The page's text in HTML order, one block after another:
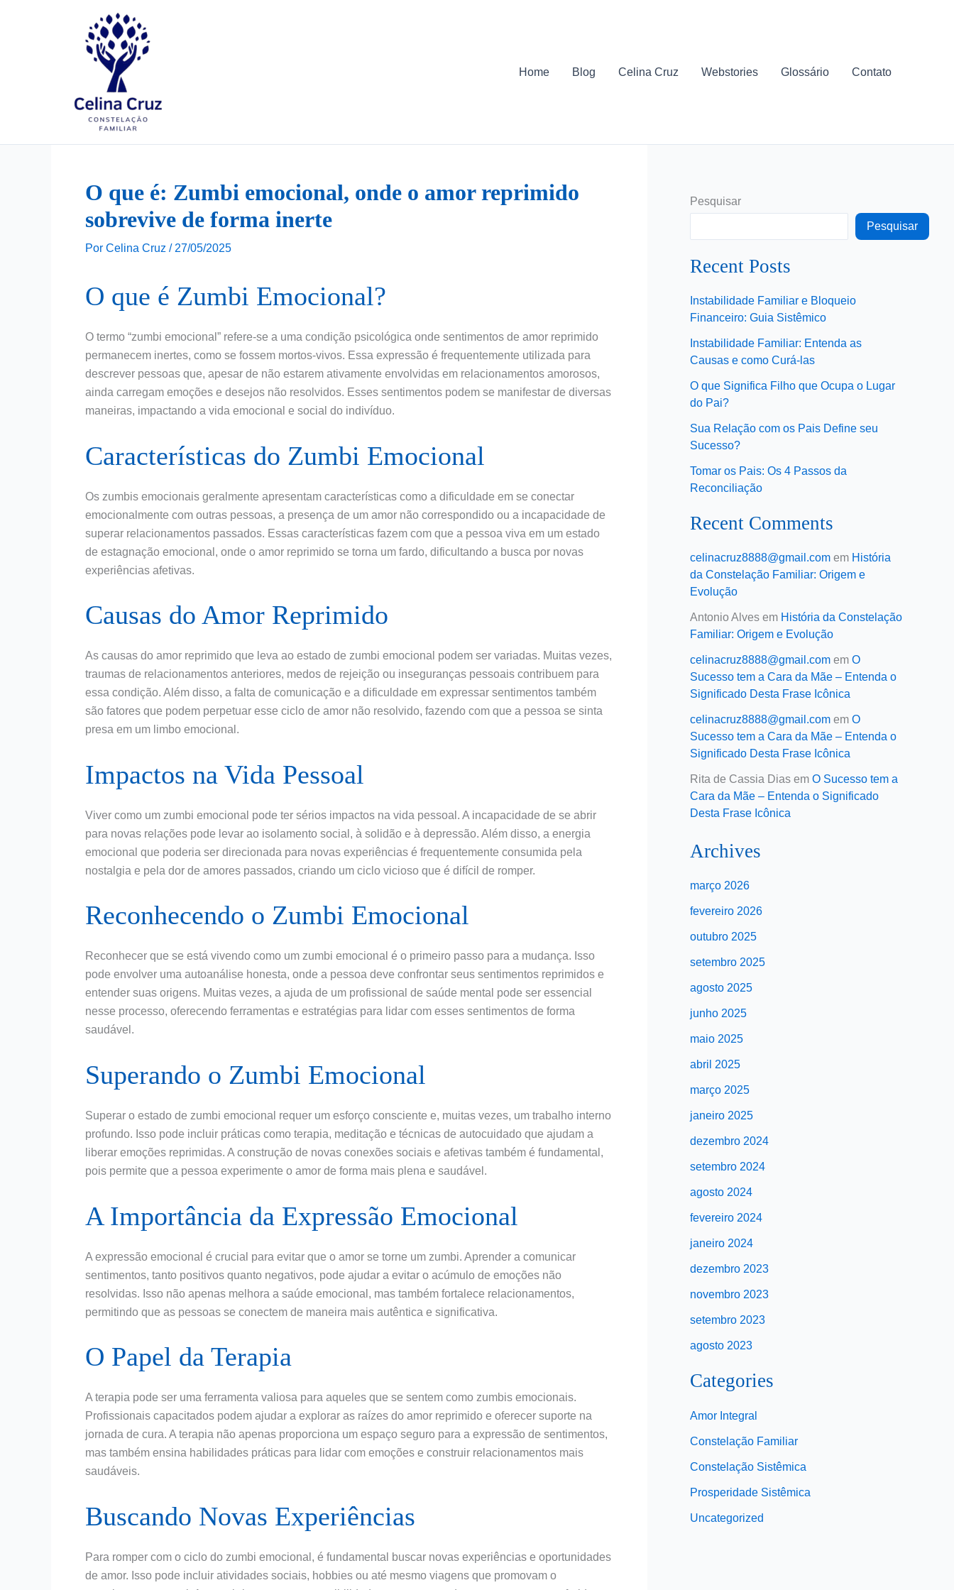
Home Blog Celina Cruz Webstories Glossário Contato
O que é: Zumbi emocional, onde o amor reprimido
sobrevive de forma inerte
Por Celina Cruz / 27/05/2025
O que é Zumbi Emocional?
O termo “zumbi emocional” refere-se a uma condição psicológica onde sentimentos de amor reprimido
permanecem inertes, como se fossem mortos-vivos. Essa expressão é frequentemente utilizada para
descrever pessoas que, apesar de não estarem ativamente envolvidas em relacionamentos amorosos,
ainda carregam emoções e desejos não resolvidos. Esses sentimentos podem se manifestar de diversas
maneiras, impactando a vida emocional e social do indivíduo.
Características do Zumbi Emocional
Os zumbis emocionais geralmente apresentam características como a dificuldade em se conectar
emocionalmente com outras pessoas, a presença de um amor não correspondido ou a incapacidade de
superar relacionamentos passados. Essas características fazem com que a pessoa viva em um estado
de estagnação emocional, onde o amor reprimido se torna um fardo, dificultando a busca por novas
experiências afetivas.
Causas do Amor Reprimido
As causas do amor reprimido que leva ao estado de zumbi emocional podem ser variadas. Muitas vezes,
traumas de relacionamentos anteriores, medos de rejeição ou inseguranças pessoais contribuem para
essa condição. Além disso, a falta de comunicação e a dificuldade em expressar sentimentos também
são fatores que podem perpetuar esse ciclo de amor não resolvido, fazendo com que a pessoa se sinta
presa em um limbo emocional.
Impactos na Vida Pessoal
Viver como um zumbi emocional pode ter sérios impactos na vida pessoal. A incapacidade de se abrir
para novas relações pode levar ao isolamento social, à solidão e à depressão. Além disso, a energia
emocional que poderia ser direcionada para novas experiências é frequentemente consumida pela
nostalgia e pela dor de amores passados, criando um ciclo vicioso que é difícil de romper.
Reconhecendo o Zumbi Emocional
Reconhecer que se está vivendo como um zumbi emocional é o primeiro passo para a mudança. Isso
pode envolver uma autoanálise honesta, onde a pessoa deve confrontar seus sentimentos reprimidos e
entender suas origens. Muitas vezes, a ajuda de um profissional de saúde mental pode ser essencial
nesse processo, oferecendo ferramentas e estratégias para lidar com esses sentimentos de forma
saudável.
Superando o Zumbi Emocional
Superar o estado de zumbi emocional requer um esforço consciente e, muitas vezes, um trabalho interno
profundo. Isso pode incluir práticas como terapia, meditação e técnicas de autocuidado que ajudam a
liberar emoções reprimidas. A construção de novas conexões sociais e afetivas também é fundamental,
pois permite que a pessoa experimente o amor de forma mais plena e saudável.
A Importância da Expressão Emocional
A expressão emocional é crucial para evitar que o amor se torne um zumbi. Aprender a comunicar
sentimentos, tanto positivos quanto negativos, pode ajudar a evitar o acúmulo de emoções não
resolvidas. Isso não apenas melhora a saúde emocional, mas também fortalece relacionamentos,
permitindo que as pessoas se conectem de maneira mais autêntica e significativa.
O Papel da Terapia
A terapia pode ser uma ferramenta valiosa para aqueles que se sentem como zumbis emocionais.
Profissionais capacitados podem ajudar a explorar as raízes do amor reprimido e oferecer suporte na
jornada de cura. A terapia não apenas proporciona um espaço seguro para a expressão de sentimentos,
mas também ensina habilidades práticas para lidar com emoções e construir relacionamentos mais
saudáveis.
Buscando Novas Experiências
Para romper com o ciclo do zumbi emocional, é fundamental buscar novas experiências e oportunidades
de amor. Isso pode incluir atividades sociais, hobbies ou até mesmo viagens que promovam o
Pesquisar
Pesquisar
Recent Posts
Instabilidade Familiar e Bloqueio
Financeiro: Guia Sistêmico
Instabilidade Familiar: Entenda as
Causas e como Curá-las
O que Significa Filho que Ocupa o Lugar
do Pai?
Sua Relação com os Pais Define seu
Sucesso?
Tomar os Pais: Os 4 Passos da
Reconciliação
Recent Comments
celinacruz8888@gmail.com em História
da Constelação Familiar: Origem e
Evolução
Antonio Alves em História da Constelação
Familiar: Origem e Evolução
celinacruz8888@gmail.com em O
Sucesso tem a Cara da Mãe – Entenda o
Significado Desta Frase Icônica
celinacruz8888@gmail.com em O
Sucesso tem a Cara da Mãe – Entenda o
Significado Desta Frase Icônica
Rita de Cassia Dias em O Sucesso tem a
Cara da Mãe – Entenda o Significado
Desta Frase Icônica
Archives
março 2026
fevereiro 2026
outubro 2025
setembro 2025
agosto 2025
junho 2025
maio 2025
abril 2025
março 2025
janeiro 2025
dezembro 2024
setembro 2024
agosto 2024
fevereiro 2024
janeiro 2024
dezembro 2023
novembro 2023
setembro 2023
agosto 2023
Categories
Amor Integral
Constelação Familiar
Constelação Sistêmica
Prosperidade Sistêmica
Uncategorized